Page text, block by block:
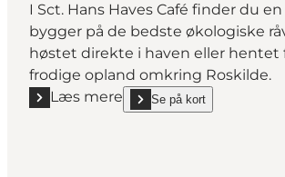
I Sct. Hans Haves Café finder du
bygger på de bedste økologiske
høstet direkte i haven eller hentet
frodige opland omkring Roskilde.
Læs mere
Læs mere "Sct. Hans Have"
Se på kort
show Sct. Hans Have on_map